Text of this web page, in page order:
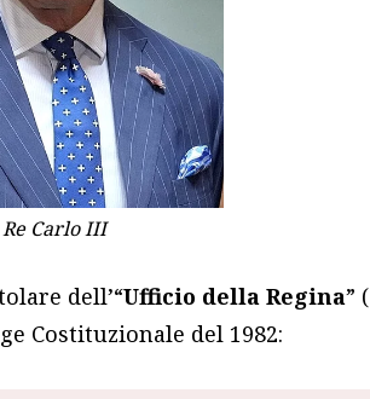
Re Carlo III
dell’“Ufficio della Regina” (
Costituzionale del 1982: